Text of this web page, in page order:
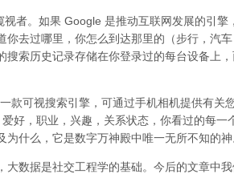
者。如果 Google 是推动互联网发展的引擎
你去过哪里，你怎么到达那里的（步行，汽
搜索历史记录存储在你登录过的每台设备上
款可视搜索引擎，可通过手机相机提供有关
好，职业，兴趣，关系状态，你看过的每一
什么，它是数字万神殿中唯一无所不知的神
大数据是社交工程学的基础。今后的文章中